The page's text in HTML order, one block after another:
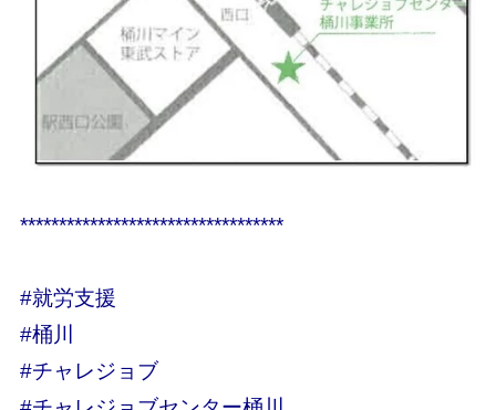
**********************************
#就労支援
#桶川
#チャレジョブ